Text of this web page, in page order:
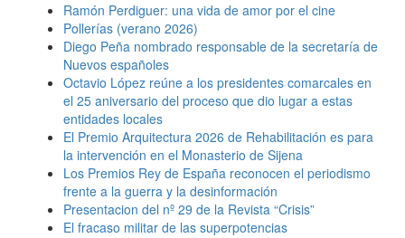
Ramón Perdiguer: una vida de amor por el cine
Pollerías (verano 2026)
Diego Peña nombrado responsable de la secretaría de
Nuevos españoles
Octavio López reúne a los presidentes comarcales en
el 25 aniversario del proceso que dio lugar a estas
entidades locales
El Premio Arquitectura 2026 de Rehabilitación es para
la intervención en el Monasterio de Sijena
Los Premios Rey de España reconocen el periodismo
frente a la guerra y la desinformación
Presentacion del nº 29 de la Revista “Crisis”
El fracaso militar de las superpotencias